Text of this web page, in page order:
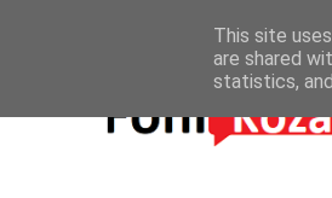
This site
are shared
statistics,